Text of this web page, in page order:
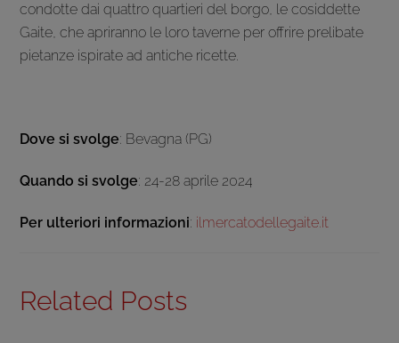
condotte dai quattro quartieri del borgo, le cosiddette
Gaite, che apriranno le loro taverne per offrire prelibate
pietanze ispirate ad antiche ricette.
Dove si svolge: Bevagna (PG)
Quando si svolge: 24-28 aprile 2024
Per ulteriori informazioni: ilmercatodellegaite.it
Related Posts